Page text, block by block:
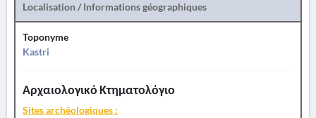
Localisation / Informations géographiques
Toponyme
Kastri
Αρχαιολογικό Κτηματολόγιο
Sites archéologiques :